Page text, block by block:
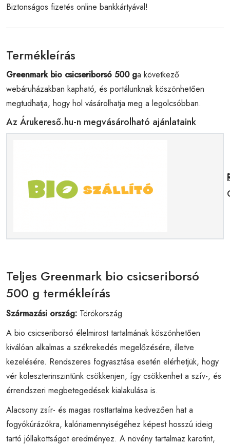
Biztonságos fizetés online bankkártyával!
Termékleírás
Greenmark bio csicseriborsó 500 ga következő
webáruházakban kapható, és portálunknak köszönhetően
megtudhatja, hogy hol vásárolhatja meg a legolcsóbban.
Az Árukereső.hu-n megvásárolható ajánlataink
Teljes Greenmark bio csicseriborsó
500 g termékleírás
Származási ország: Törökország
A bio csicseriborsó élelmirost tartalmának köszönhetően
kiválóan alkalmas a székrekedés megelőzésére, illetve
kezelésére. Rendszeres fogyasztása esetén elérhetjük, hogy
vér koleszterinszintünk csökkenjen, így csökkenhet a szív-, és
érrendszeri megbetegedések kialakulása is.
Alacsony zsír- és magas rosttartalma kedvezően hat a
fogyókúrázókra, kalóriamennyiségéhez képest hosszú ideig
tartó jóllakottságot eredményez. A növény tartalmaz karotint,